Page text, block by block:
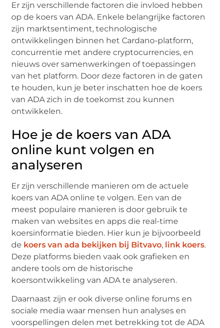
Er zijn verschillende factoren die invloed hebben
op de koers van ADA. Enkele belangrijke factoren
zijn marktsentiment, technologische
ontwikkelingen binnen het Cardano-platform,
concurrentie met andere cryptocurrencies, en
nieuws over samenwerkingen of toepassingen
van het platform. Door deze factoren in de gaten
te houden, kun je beter inschatten hoe de koers
van ADA zich in de toekomst zou kunnen
ontwikkelen.
Hoe je de koers van ADA
online kunt volgen en
analyseren
Er zijn verschillende manieren om de actuele
koers van ADA online te volgen. Een van de
meest populaire manieren is door gebruik te
maken van websites en apps die real-time
koersinformatie bieden. Hier kun je bijvoorbeeld
de koers van ada bekijken bij Bitvavo, link koers.
Deze platforms bieden vaak ook grafieken en
andere tools om de historische
koersontwikkeling van ADA te analyseren.
Daarnaast zijn er ook diverse online forums en
sociale media waar mensen hun analyses en
voorspellingen delen met betrekking tot de ADA